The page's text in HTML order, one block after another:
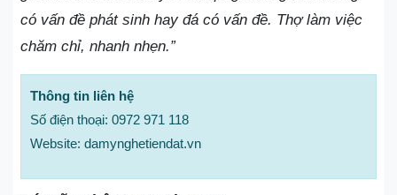
có vấn đề phát sinh hay đá có vấn đề. Thợ làm việc
chăm chỉ, nhanh nhẹn.”
Thông tin liên hệ
Số điện thoại: 0972 971 118
Website: damynghetiendat.vn